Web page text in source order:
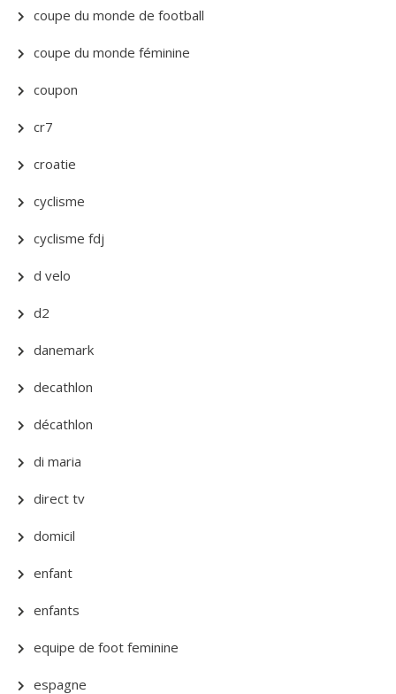
coupe du monde de football
coupe du monde féminine
coupon
cr7
croatie
cyclisme
cyclisme fdj
d velo
d2
danemark
decathlon
décathlon
di maria
direct tv
domicil
enfant
enfants
equipe de foot feminine
espagne